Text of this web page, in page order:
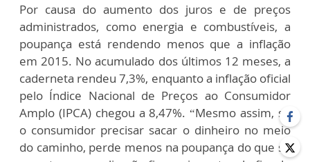
Por causa do aumento dos juros e de preços
administrados, como energia e combustíveis, a
poupança está rendendo menos que a inflação
em 2015. No acumulado dos últimos 12 meses, a
caderneta rendeu 7,3%, enquanto a inflação oficial
pelo Índice Nacional de Preços ao Consumidor
Amplo (IPCA) chegou a 8,47%. “Mesmo assim, se
o consumidor precisar sacar o dinheiro no meio
do caminho, perde menos na poupança do que se